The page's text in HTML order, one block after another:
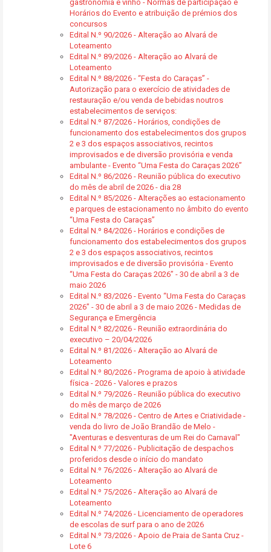
gastronomia e vinho - Normas de participação e
Horários do Evento e atribuição de prémios dos
concursos
Edital N.º 90/2026 - Alteração ao Alvará de
Loteamento
Edital N.º 89/2026 - Alteração ao Alvará de
Loteamento
Edital N.º 88/2026 - “Festa do Caraças” -
Autorização para o exercício de atividades de
restauração e/ou venda de bebidas noutros
estabelecimentos de serviços:
Edital N.º 87/2026 - Horários, condições de
funcionamento dos estabelecimentos dos grupos
2 e 3 dos espaços associativos, recintos
improvisados e de diversão provisória e venda
ambulante - Evento “Uma Festa do Caraças 2026”
Edital N.º 86/2026 - Reunião pública do executivo
do mês de abril de 2026 - dia 28
Edital N.º 85/2026 - Alterações ao estacionamento
e parques de estacionamento no âmbito do evento
“Uma Festa do Caraças”
Edital N.º 84/2026 - Horários e condições de
funcionamento dos estabelecimentos dos grupos
2 e 3 dos espaços associativos, recintos
improvisados e de diversão provisória - Evento
“Uma Festa do Caraças 2026” - 30 de abril a 3 de
maio 2026
Edital N.º 83/2026 - Evento “Uma Festa do Caraças
2026” - 30 de abril a 3 de maio 2026 - Medidas de
Segurança e Emergência
Edital N.º 82/2026 - Reunião extraordinária do
executivo – 20/04/2026
Edital N.º 81/2026 - Alteração ao Alvará de
Loteamento
Edital N.º 80/2026 - Programa de apoio à atividade
física - 2026 - Valores e prazos
Edital N.º 79/2026 - Reunião pública do executivo
do mês de março de 2026
Edital N.º 78/2026 - Centro de Artes e Criatividade -
venda do livro de João Brandão de Melo -
"Aventuras e desventuras de um Rei do Carnaval"
Edital N.º 77/2026 - Publicitação de despachos
proferidos desde o início do mandato
Edital N.º 76/2026 - Alteração ao Alvará de
Loteamento
Edital N.º 75/2026 - Alteração ao Alvará de
Loteamento
Edital N.º 74/2026 - Licenciamento de operadores
de escolas de surf para o ano de 2026
Edital N.º 73/2026 - Apoio de Praia de Santa Cruz -
Lote 6